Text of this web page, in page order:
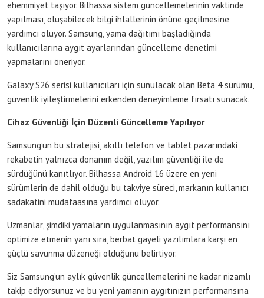
ehemmiyet taşıyor. Bilhassa sistem güncellemelerinin vaktinde
yapılması, oluşabilecek bilgi ihlallerinin önüne geçilmesine
yardımcı oluyor. Samsung, yama dağıtımı başladığında
kullanıcılarına aygıt ayarlarından güncelleme denetimi
yapmalarını öneriyor.
Galaxy S26 serisi kullanıcıları için sunulacak olan Beta 4 sürümü,
güvenlik iyileştirmelerini erkenden deneyimleme fırsatı sunacak.
Cihaz Güvenliği İçin Düzenli Güncelleme Yapılıyor
Samsung’un bu stratejisi, akıllı telefon ve tablet pazarındaki
rekabetin yalnızca donanım değil, yazılım güvenliği ile de
sürdüğünü kanıtlıyor. Bilhassa Android 16 üzere en yeni
sürümlerin de dahil olduğu bu takviye süreci, markanın kullanıcı
sadakatini müdafaasına yardımcı oluyor.
Uzmanlar, şimdiki yamaların uygulanmasının aygıt performansını
optimize etmenin yanı sıra, berbat gayeli yazılımlara karşı en
güçlü savunma düzeneği olduğunu belirtiyor.
Siz Samsung’un aylık güvenlik güncellemelerini ne kadar nizamlı
takip ediyorsunuz ve bu yeni yamanın aygıtınızın performansına